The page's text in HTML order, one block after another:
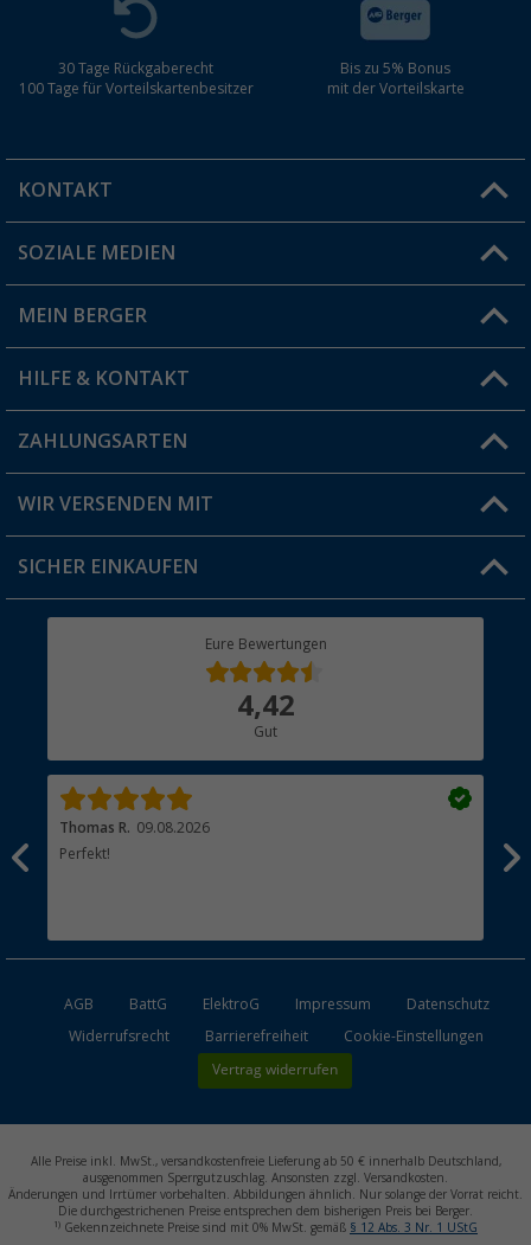
30 Tage Rückgaberecht
100 Tage für Vorteilskartenbesitzer
Bis zu 5% Bonus
mit der Vorteilskarte
KONTAKT
Du hast eine Frage?
Filiale finden
SOZIALE MEDIEN
MEIN BERGER
Vorteilskarte
Blog
Jobs & Karriere
HILFE & KONTAKT
FAQ & Kontakt
Versandinformationen
Rücksendung
ZAHLUNGSARTEN
WIR VERSENDEN MIT
SICHER EINKAUFEN
Eure Bewertungen
4,42
Gut
Thomas R. 09.08.2026
Perfekt!
AGB BattG ElektroG Impressum
Datenschutz
Widerrufsrecht
Barrierefreiheit Cookie-Einstellungen
Vertrag widerrufen
Alle Preise inkl. MwSt., versandkostenfreie Lieferung ab 50 € innerhalb Deutschland,
ausgenommen Sperrgutzuschlag. Ansonsten zzgl. Versandkosten.
Änderungen und Irrtümer vorbehalten. Abbildungen ähnlich. Nur solange der Vorrat reicht.
Die durchgestrichenen Preise entsprechen dem bisherigen Preis bei Berger.
1) Gekennzeichnete Preise sind mit 0% MwSt. gemäß § 12 Abs. 3 Nr. 1 UStG